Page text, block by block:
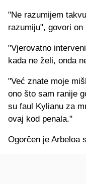
"Ne razumijem
razumiju", govori on
"Vjerovatno
kada ne želi, onda
"Već znate moje
ono što sam ranije
su faul Kylianu za
ovaj kod penala."
Ogorčen je Arbeloa